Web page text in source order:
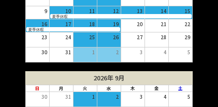
9 10 11 12 13 14 15
夏季休暇
16 17 18 19 20 21 22
夏季休暇
23 24 25 26 27 28 29
30 31 1 2 3 4 5
2026年 9月
日 月 火 水 木 金 土
30 31 1 2 3 4 5